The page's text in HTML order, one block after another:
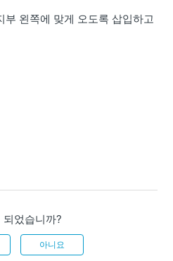
왼쪽에 맞게 오도록 삽입하고
되었습니까?
아니요